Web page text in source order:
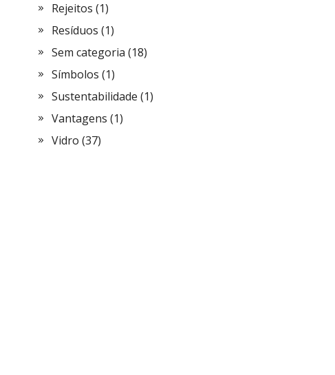
Rejeitos (1)
Resíduos (1)
Sem categoria (18)
Símbolos (1)
Sustentabilidade (1)
Vantagens (1)
Vidro (37)